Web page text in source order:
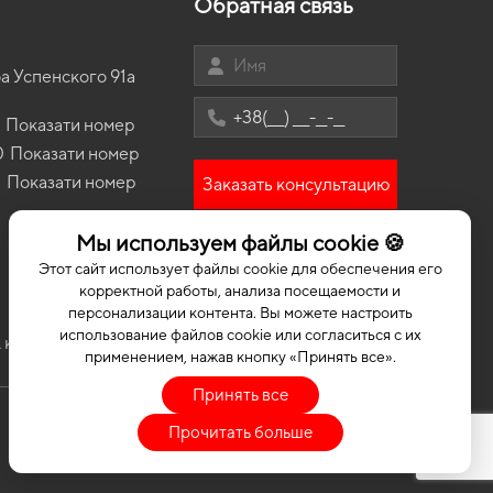
Мы используем файлы cookie 🍪
Этот сайт использует файлы cookie для обеспечения его
корректной работы, анализа посещаемости и
персонализации контента. Вы можете настроить
использование файлов cookie или согласиться с их
применением, нажав кнопку «Принять все».
Принять все
Прочитать больше
Коврики Maxus
Коврики GAZ
Коврики saab
для Chrysler 300 2028
коврики для Ford Expedition 2017
для Nissan Bluebird 1989
коврики для Daewoo Matiz 1998
для ВАЗ 2103 1972
Toyota Camry XV50 2011 - 2014 VII поколение
Lexus GS (JZS147) 1991 - 1997 I поколение EU
Lexus GX 460 (URJ150) 2012 - 2019 II
USA Crossover 6-ти местная
Volkswagen Passat CC 2008 - 2012 I поколение
дорест
Toyota Corolla E21 2018 - … XII поколение EU
Dacia Logan MCV 2008 - 2012 I поколение EU
рест 7-ми местная
Успенского 91а
Показати номер
Показати номер
Показати номер Заказать консультацию
Коврики для машини Коврики в машину ЕВА